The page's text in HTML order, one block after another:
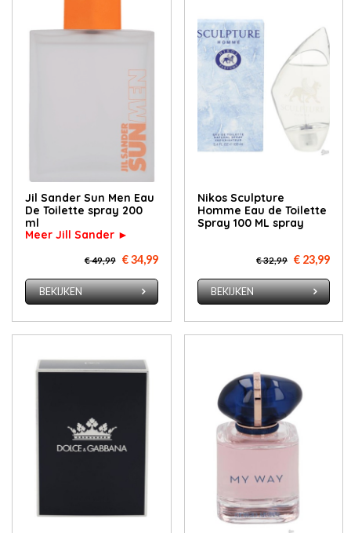
Jil Sander Sun Men Eau
De Toilette spray 200
ml
Meer Jill Sander ►
€ 49,99 € 34,99
BEKIJKEN
Nikos Sculpture
Homme Eau de Toilette
Spray 100 ML spray
€ 32,99 € 23,99
BEKIJKEN